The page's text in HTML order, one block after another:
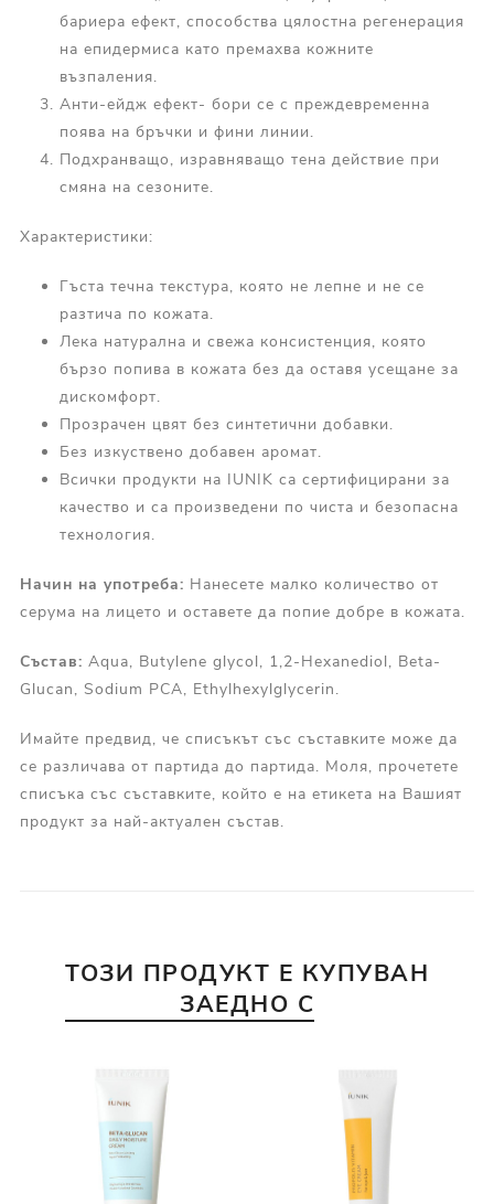
бариера ефект, способства цялостна регенерация
на епидермиса като премахва кожните
възпаления.
Анти-ейдж ефект- бори се с преждевременна
поява на бръчки и фини линии.
Подхранващо, изравняващо тена действие при
смяна на сезоните.
Характеристики:
Гъста течна текстура, която не лепне и не се
разтича по кожата.
Лека натурална и свежа консистенция, която
бързо попива в кожата без да оставя усещане за
дискомфорт.
Прозрачен цвят без синтетични добавки.
Без изкуствено добавен аромат.
Всички продукти на IUNIK са сертифицирани за
качество и са произведени по чиста и безопасна
технология.
Начин на употреба: Нанесете малко количество от
серума на лицето и оставете да попие добре в кожата.
Състав: Aqua, Butylene glycol, 1,2-Hexanediol, Beta-
Glucan, Sodium PCA, Ethylhexylglycerin.
Имайте предвид, че списъкът със съставките може да
се различава от партида до партида. Моля, прочетете
списъка със съставките, който е на етикета на Вашият
продукт за най-актуален състав.
ТОЗИ ПРОДУКТ Е КУПУВАН
ЗАЕДНО С